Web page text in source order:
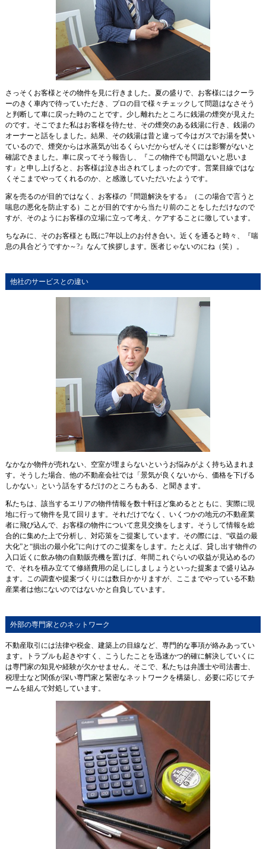
さっそくお客様とその物件を見に行きました。夏の盛りで、お客様にはクーラ
ーのきく車内で待っていただき、プロの目で様々チェックして問題はなさそう
と判断して車に戻った時のことです。少し離れたところに銭湯の煙突が見えた
のです。そこでまた私はお客様を待たせ、その煙突のある銭湯に行き、銭湯の
オーナーと話をしました。結果、その銭湯は昔と違って今はガスでお湯を焚い
ているので、煙突からは水蒸気が出るくらいだからぜんそくには影響がないと
確認できました。車に戻ってそう報告し、『この物件でも問題ないと思いま
す』と申し上げると、お客様は泣き出されてしまったのです。営業目線ではな
くそこまでやってくれるのか、と感激していただいたようです。
家を売るのが目的ではなく、お客様の『問題解決をする』（この場合で言うと
喘息の悪化を防止する）ことが目的ですから当たり前のことをしただけなので
すが、そのようにお客様の立場に立って考え、ケアすることに徹しています。
ちなみに、そのお客様とも既に7年以上のお付き合い。近くを通ると時々、『喘
息の具合どうですか～?』なんて挨拶します。医者じゃないのにね（笑）。
他社のサービスとの違い
なかなか物件が売れない、空室が埋まらないというお悩みがよく持ち込まれま
す。そうした場合、他の不動産会社では「景気が良くないから、価格を下げる
しかない」という話をするだけのところもある、と聞きます。
私たちは、該当するエリアの物件情報を数十軒ほど集めるとともに、実際に現
地に行って物件を見て回ります。それだけでなく、いくつかの地元の不動産業
者に飛び込んで、お客様の物件について意見交換をします。そうして情報を総
合的に集めた上で分析し、対応策をご提案しています。その際には、“収益の最
大化”と“損出の最小化”に向けてのご提案をします。たとえば、貸し出す物件の
入口近くに飲み物の自動販売機を置けば、年間これぐらいの収益が見込めるの
で、それを積み立てて修繕費用の足しにしましょうといった提案まで盛り込み
ます。この調査や提案づくりには数日かかりますが、ここまでやっている不動
産業者は他にないのではないかと自負しています。
外部の専門家とのネットワーク
不動産取引には法律や税金、建築上の目線など、専門的な事項が絡みあってい
ます。トラブルも起きやすく、こうしたことを迅速かつ的確に解決していくに
は専門家の知見や経験が欠かせません。そこで、私たちは弁護士や司法書士、
税理士など関係が深い専門家と緊密なネットワークを構築し、必要に応じてチ
ームを組んで対処しています。